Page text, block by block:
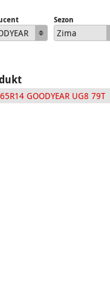
Sezon
Zima
GOODYEAR UG8 79T